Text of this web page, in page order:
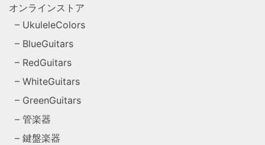
オンラインストア
UkuleleColors
BlueGuitars
RedGuitars
WhiteGuitars
GreenGuitars
管楽器
鍵盤楽器